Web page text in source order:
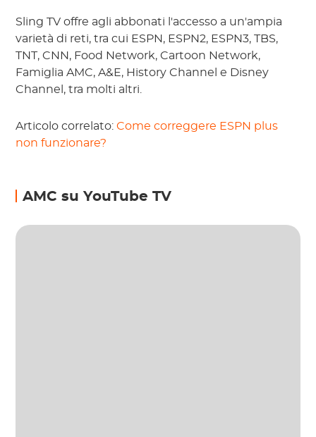
Sling TV offre agli abbonati l'accesso a un'ampia
varietà di reti, tra cui ESPN, ESPN2, ESPN3, TBS,
TNT, CNN, Food Network, Cartoon Network,
Famiglia AMC, A&E, History Channel e Disney
Channel, tra molti altri.
Articolo correlato:Come correggere ESPN plus
non funzionare?
AMC su YouTube TV